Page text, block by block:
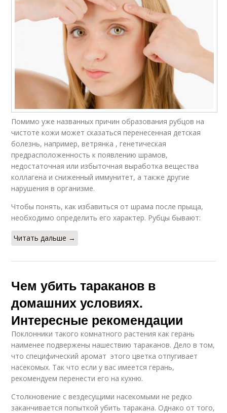
Помимо уже названных причин образования рубцов на
чистоте кожи может сказаться перенесенная детская
болезнь, например, ветрянка , генетическая
предрасположенность к появлению шрамов,
недостаточная или избыточная выработка вещества
коллагена и сниженный иммунитет, а также другие
нарушения в организме.
Чтобы понять, как избавиться от шрама после прыща,
необходимо определить его характер. Рубцы бывают:
Читать дальше →
Чем убить тараканов в
домашних условиях.
Интересные рекомендации
Поклонники такого комнатного растения как герань
наименее подвержены нашествию тараканов. Дело в том,
что специфический аромат этого цветка отпугивает
насекомых. Так что если у вас имеется герань,
рекомендуем перенести его на кухню.
Столкновение с вездесущими насекомыми не редко
заканчивается попыткой убить таракана. Однако от того,